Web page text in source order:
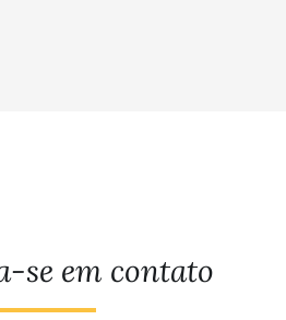
se em contato